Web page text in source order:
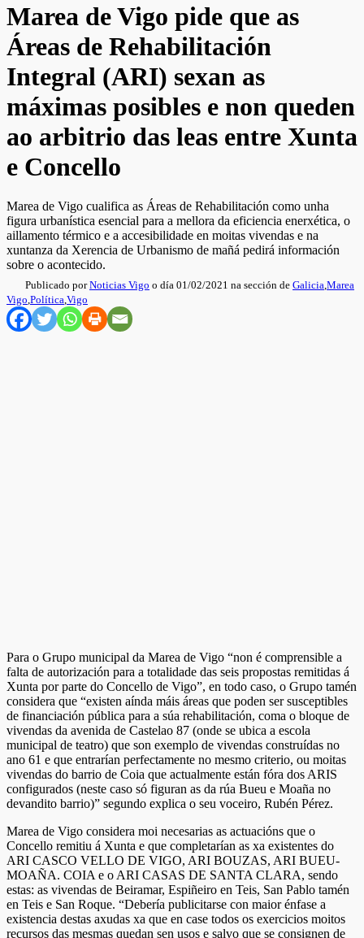
Marea de Vigo pide que as
Áreas de Rehabilitación
Integral (ARI) sexan as
máximas posibles e non queden
ao arbitrio das leas entre Xunta
e Concello
Marea de Vigo cualifica as Áreas de Rehabilitación como unha
figura urbanística esencial para a mellora da eficiencia enerxética, o
aillamento térmico e a accesibilidade en moitas vivendas e na
xuntanza da Xerencia de Urbanismo de mañá pedirá información
sobre o acontecido.
Publicado porNoticias Vigo o día 01/02/2021 na sección de Galicia,Marea
Vigo,Política,Vigo
Para o Grupo municipal da Marea de Vigo “non é comprensible a
falta de autorización para a totalidade das seis propostas remitidas á
Xunta por parte do Concello de Vigo”, en todo caso, o Grupo tamén
considera que “existen aínda máis áreas que poden ser susceptibles
de financiación pública para a súa rehabilitación, coma o bloque de
vivendas da avenida de Castelao 87 (onde se ubica a escola
municipal de teatro) que son exemplo de vivendas construídas no
ano 61 e que entrarían perfectamente no mesmo criterio, ou moitas
vivendas do barrio de Coia que actualmente están fóra dos ARIS
configurados (neste caso só figuran as da rúa Bueu e Moaña no
devandito barrio)” segundo explica o seu voceiro, Rubén Pérez.
Marea de Vigo considera moi necesarias as actuacións que o
Concello remitiu á Xunta e que completarían as xa existentes do
ARI CASCO VELLO DE VIGO, ARI BOUZAS, ARI BUEU-
MOAÑA. COIA e o ARI CASAS DE SANTA CLARA, sendo
estas: as vivendas de Beiramar, Espiñeiro en Teis, San Pablo tamén
en Teis e San Roque. “Debería publicitarse con maior énfase a
existencia destas axudas xa que en case todos os exercicios moitos
recursos das mesmas quedan sen usos e salvo que se consignen de